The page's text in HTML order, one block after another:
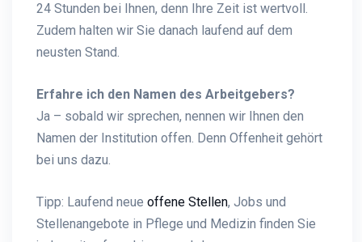
24 Stunden bei Ihnen, denn Ihre Zeit ist wertvoll.
Zudem halten wir Sie danach laufend auf dem
neusten Stand.
Erfahre ich den Namen des Arbeitgebers?
Ja – sobald wir sprechen, nennen wir Ihnen den
Namen der Institution offen. Denn Offenheit gehört
bei uns dazu.
Tipp: Laufend neue offene Stellen, Jobs und
Stellenangebote in Pflege und Medizin finden Sie